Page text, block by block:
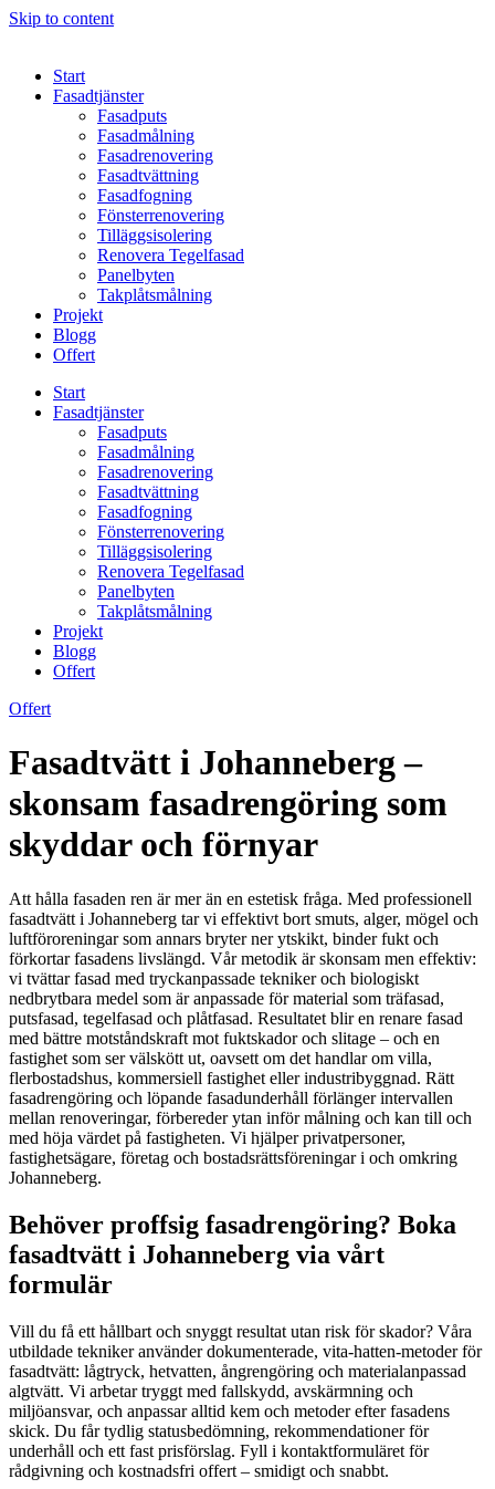
Skip to content
Start
Fasadtjänster
Fasadputs
Fasadmålning
Fasadrenovering
Fasadtvättning
Fasadfogning
Fönsterrenovering
Tilläggsisolering
Renovera Tegelfasad
Panelbyten
Takplåtsmålning
Projekt
Blogg
Offert
Start
Fasadtjänster
Fasadputs
Fasadmålning
Fasadrenovering
Fasadtvättning
Fasadfogning
Fönsterrenovering
Tilläggsisolering
Renovera Tegelfasad
Panelbyten
Takplåtsmålning
Projekt
Blogg
Offert
Offert
Fasadtvätt i Johanneberg –
skonsam fasadrengöring som
skyddar och förnyar
Att hålla fasaden ren är mer än en estetisk fråga. Med professionell
fasadtvätt i Johanneberg tar vi effektivt bort smuts, alger, mögel och
luftföroreningar som annars bryter ner ytskikt, binder fukt och
förkortar fasadens livslängd. Vår metodik är skonsam men effektiv:
vi tvättar fasad med tryckanpassade tekniker och biologiskt
nedbrytbara medel som är anpassade för material som träfasad,
putsfasad, tegelfasad och plåtfasad. Resultatet blir en renare fasad
med bättre motståndskraft mot fuktskador och slitage – och en
fastighet som ser välskött ut, oavsett om det handlar om villa,
flerbostadshus, kommersiell fastighet eller industribyggnad. Rätt
fasadrengöring och löpande fasadunderhåll förlänger intervallen
mellan renoveringar, förbereder ytan inför målning och kan till och
med höja värdet på fastigheten. Vi hjälper privatpersoner,
fastighetsägare, företag och bostadsrättsföreningar i och omkring
Johanneberg.
Behöver proffsig fasadrengöring? Boka
fasadtvätt i Johanneberg via vårt
formulär
Vill du få ett hållbart och snyggt resultat utan risk för skador? Våra
utbildade tekniker använder dokumenterade, vita-hatten-metoder för
fasadtvätt: lågtryck, hetvatten, ångrengöring och materialanpassad
algtvätt. Vi arbetar tryggt med fallskydd, avskärmning och
miljöansvar, och anpassar alltid kem och metoder efter fasadens
skick. Du får tydlig statusbedömning, rekommendationer för
underhåll och ett fast prisförslag. Fyll i kontaktformuläret för
rådgivning och kostnadsfri offert – smidigt och snabbt.